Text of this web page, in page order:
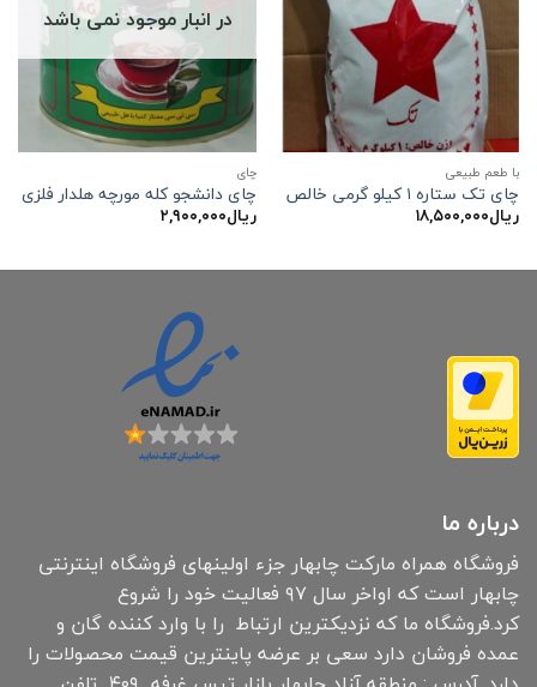
با طعم طبیعی
چای تک ستاره ۱ کیلو گرمی خالص
ریال۱۸,۵۰۰,۰۰۰
در انبار موجود نمی باشد
چاي
چای دانشجو کله مورچه هلدار فلزی
ریال۲,۹۰۰,۰۰۰
درباره ما
فروشگاه همراه مارکت چابهار جزء اولینهای فروشگاه اینترنتی
چابهار است که اواخر سال ۹۷ فعالیت خود را شروع
کرد.فروشگاه ما که نزدیکترین ارتباط را با وارد کننده گان و
عمده فروشان دارد سعی بر عرضه پاینترین قیمت محصولات را